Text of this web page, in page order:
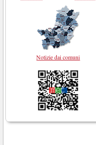
Notizie dai comuni